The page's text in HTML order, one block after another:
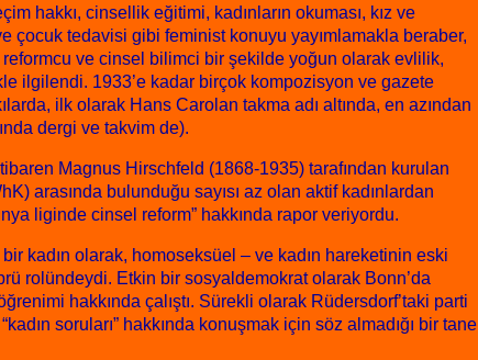
hakkı, cinsellik eğitimi, kadınların okuması, kız ve
çocuk tedavisi gibi feminist konuyu yayımlamakla beraber,
ve cinsel bilimci bir şekilde yoğun olarak evlilik,
ilgilendi. 1933’e kadar birçok kompozisyon ve gazete
ilk olarak Hans Carolan takma adı altında, en azından
dergi ve takvim de).
Magnus Hirschfeld (1868-1935) tarafından kurulan
arasında bulunduğu sayısı az olan aktif kadınlardan
liginde cinsel reform” hakkında rapor veriyordu.
kadın olarak, homoseksüel – ve kadın hareketinin eski
rolündeydi. Etkin bir sosyaldemokrat olarak Bonn’da
hakkında çalıştı. Sürekli olarak Rüdersdorf’taki parti
soruları” hakkında konuşmak için söz almadığı bir tane